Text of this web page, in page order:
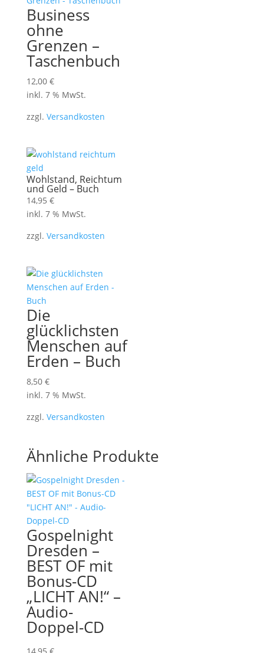
Business
ohne
Grenzen –
Taschenbuch
12,00 €
inkl. 7 % MwSt.
zzgl. Versandkosten
Wohlstand, Reichtum
und Geld – Buch
14,95 €
inkl. 7 % MwSt.
zzgl. Versandkosten
Die
glücklichsten
Menschen auf
Erden – Buch
8,50 €
inkl. 7 % MwSt.
zzgl. Versandkosten
Ähnliche Produkte
Gospelnight
Dresden –
BEST OF mit
Bonus-CD
„LICHT AN!“ –
Audio-
Doppel-CD
14,95 €